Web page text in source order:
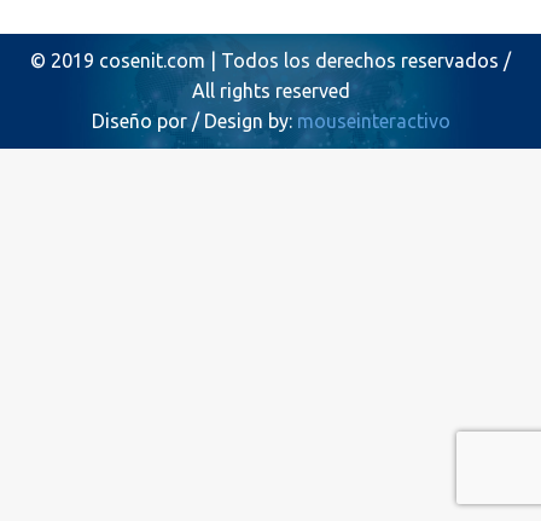
© 2019 cosenit.com | Todos los derechos reservados /
All rights reserved
Diseño por / Design by: mouseinteractivo